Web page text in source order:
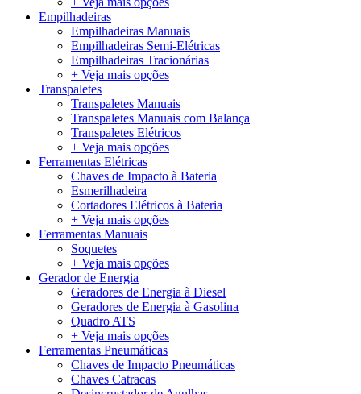
Empilhadeiras
Empilhadeiras Manuais
Empilhadeiras Semi-Elétricas
Empilhadeiras Tracionárias
+ Veja mais opções
Transpaletes
Transpaletes Manuais
Transpaletes Manuais com Balança
Transpaletes Elétricos
+ Veja mais opções
Ferramentas Elétricas
Chaves de Impacto à Bateria
Esmerilhadeira
Cortadores Elétricos à Bateria
+ Veja mais opções
Ferramentas Manuais
Soquetes
+ Veja mais opções
Gerador de Energia
Geradores de Energia à Diesel
Geradores de Energia à Gasolina
Quadro ATS
+ Veja mais opções
Ferramentas Pneumáticas
Chaves de Impacto Pneumáticas
Chaves Catracas